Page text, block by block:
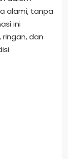
alami, tanpa
ini
dan